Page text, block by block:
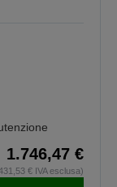
1.746,47 €
€ IVA esclusa)